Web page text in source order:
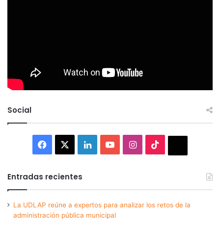
Social
Facebook LinkedInYouTubeInstagram
Entradas recientes
La UDLAP reúne a expertos para analizar los retos de la
administración pública municipal